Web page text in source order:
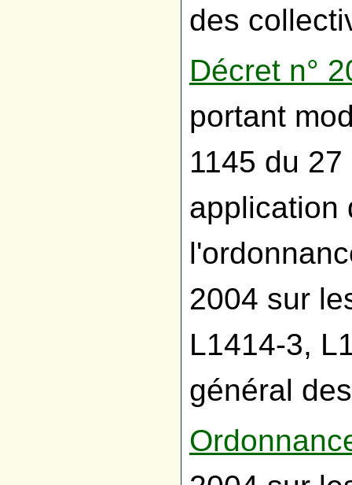
des
Décret n°
portant
1145 du
application
2004 sur
L1414-3,
général